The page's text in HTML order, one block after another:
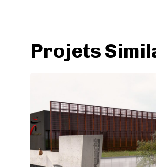
Projets